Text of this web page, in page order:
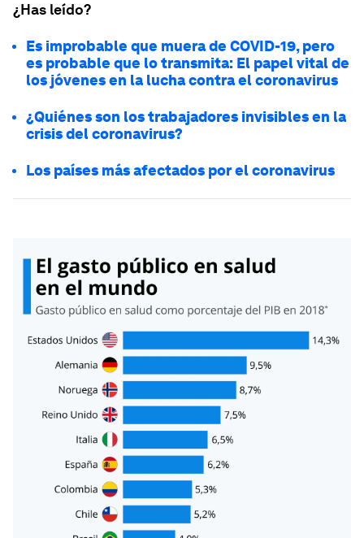
¿Has leído?
Es improbable que muera de COVID-19, pero
es probable que lo transmita: El papel vital de
los jóvenes en la lucha contra el coronavirus
¿Quiénes son los trabajadores invisibles en la
crisis del coronavirus?
Los países más afectados por el coronavirus